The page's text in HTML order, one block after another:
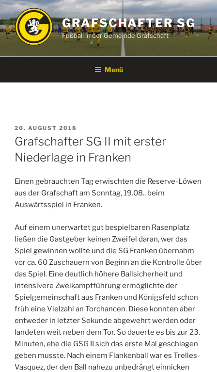
Zum
Inhalt
springen
GRAFSCHAFTER SG
Fußball in der Gemeinde Grafschaft
Menü
VERÖFFENTLICHT
AM
20. AUGUST 2018
Grafschafter SG II mit erster
Niederlage in Franken
Einen gebrauchten Tag erwischten die Reserve-Löwen
aus der Grafschaft am Sonntag, 19.08., beim
Auswärtsspiel in Franken.
Auf einem unerwartet gut bespielbaren Rasenplatz
ließen die Gastgeber keinen Zweifel daran, wer das
Spiel gewinnen wollte und die SG Franken übernahm
vor ca. 60 Zuschauern von Beginn an die Kontrolle über
das Spiel. Eine deutlich höhere Ballsicherheit und
intensivere Zweikampfführung ermöglichte der
Spielgemeinschaft aus Franken und Königsfeld schon
früh eine Vielzahl an Torchancen. Diese konnten aber
entweder in letzter Sekunde abgewehrt werden oder
landeten weit neben dem Tor. So dauerte es bis zur 23.
Minuten, ehe die GSG II sich das erste Mal geschlagen
geben musste. Nach einem Flankenball war es Trelles-
Vasquez, der den Ball nahezu unbedrängt einnicken